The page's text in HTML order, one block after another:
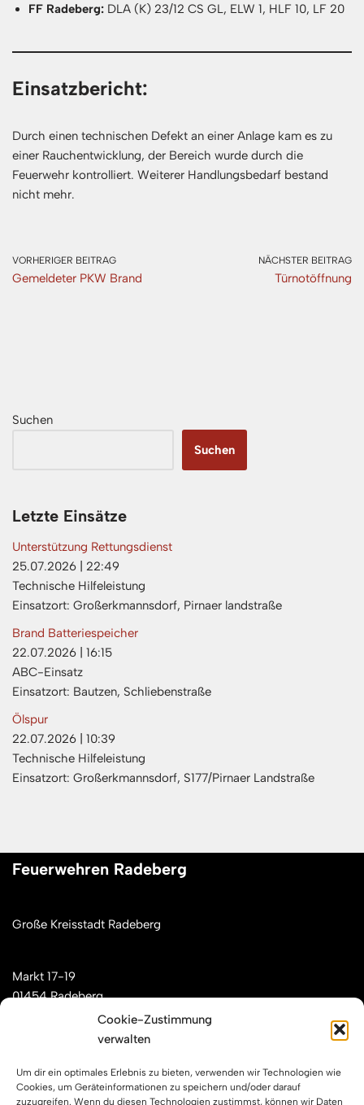
Cookie-Zustimmung
verwalten
Um dir ein optimales Erlebnis zu bieten, verwenden wir Technologien wie
Cookies, um Geräteinformationen zu speichern und/oder darauf
zuzugreifen. Wenn du diesen Technologien zustimmst, können wir Daten
FF Radeberg: DLA (K) 23/12 CS GL, ELW 1, HLF 10, LF 20
Einsatzbericht:
Durch einen technischen Defekt an einer Anlage kam es zu
einer Rauchentwicklung, der Bereich wurde durch die
Feuerwehr kontrolliert. Weiterer Handlungsbedarf bestand
nicht mehr.
VORHERIGER BEITRAG
Gemeldeter PKW Brand
NÄCHSTER BEITRAG
Türnotöffnung
Suchen
Suchen
Letzte Einsätze
Unterstützung Rettungsdienst
25.07.2026
22:49
Technische Hilfeleistung
Einsatzort: Großerkmannsdorf, Pirnaer landstraße
Brand Batteriespeicher
22.07.2026
16:15
ABC-Einsatz
Einsatzort: Bautzen, Schliebenstraße
Ölspur
22.07.2026
10:39
Technische Hilfeleistung
Einsatzort: Großerkmannsdorf, S177/Pirnaer Landstraße
Feuerwehren Radeberg
Große Kreisstadt Radeberg
Markt 17-19
01454 Radeberg
Mail: kontakt[at]feuerwehren-radeberg.de
Feuerwehren Radeberg im Internet